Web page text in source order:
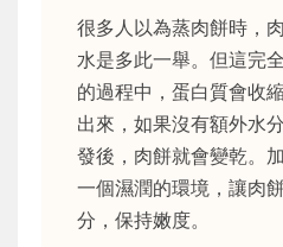
很多人以為蒸肉餅時，
水是多此一舉。但這完
的過程中，蛋白質會收
出來，如果沒有額外水
發後，肉餅就會變乾。
一個濕潤的環境，讓肉
分，保持嫩度。